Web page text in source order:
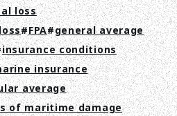
loss
FPA general average
insurance conditions
insurance
average
of maritime damage